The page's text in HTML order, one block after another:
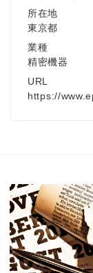
所在地
東京都
業種
精密機器
URL
https://